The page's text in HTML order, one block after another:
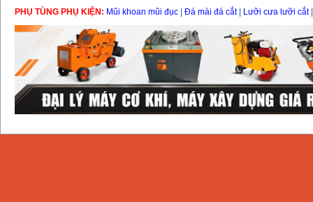
PHỤ TÙNG PHỤ KIỆN: Mũi khoan mũi đục Đá mài đá cắt| Lưỡi cưa lưỡi cắt